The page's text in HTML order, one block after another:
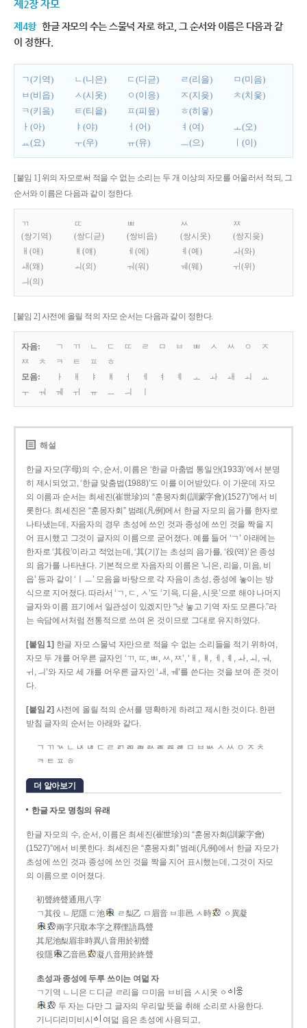
제2장 자모
제4항 한글 자모의 수는 스물넉 자로 하고, 그 순서와 이름은 다음과 같
이 정한다.
ㄱ(기역) ㄴ(니은) ㄷ(디귿) ㄹ(리을)
ㅁ(미음)
ㅂ(비읍)
ㅅ(시옷) ㅇ(이응) ㅈ(지읒)
ㅊ(치읓)
ㅋ(키읔)
ㅌ(티읕) ㅍ(피읖)
ㅎ(히읗)
ㅏ(아)
ㅑ(야) ㅓ(어) ㅕ(여)
ㅗ(오)
ㅛ(요)
ㅜ(우) ㅠ(유) ㅡ(으) ㅣ(이)
[붙임 1] 위의 자모로써 적을 수 없는 소리는 두 개 이상의 자모를 어울러서 적되, 그
순서와 이름은 다음과 같이 정한다.
ㄲ
(쌍기역)
ㄸ
(쌍디귿)
ㅃ
(쌍비읍)
ㅆ
(쌍시옷)
ㅉ
(쌍지읒)
ㅐ(애)
ㅒ(얘) ㅔ(에) ㅖ(예)
ㅘ(와)
ㅙ(왜)
ㅚ(외) ㅝ(워) ㅞ(웨)
ㅟ(위)
ㅢ(의)
[붙임 2] 사전에 올릴 적의 자모 순서는 다음과 같이 정한다.
자음: ㄱ ㄲ ㄴ ㄷ ㄸ ㄹ ㅁ ㅂ ㅃ ㅅ ㅆ ㅇ
ㅈ
ㅉ
ㅊ ㅋ ㅌ ㅍ
ㅎ
모음:
ㅏ ㅐ ㅑ ㅒ ㅓ ㅔ ㅕ ㅖ ㅗ ㅘ ㅙ ㅚ
ㅛ
ㅜ
ㅝ ㅞ ㅟ ㅠ ㅡ ㅢ
해설
한글 자모(字母)의 수, 순서, 이름은 ‘한글 마춤법 통일안(1933)’에서 분명
히 제시되었고, ‘한글 맞춤법(1988)’도 이를 이어받았다. 이 가운데 자모
의 이름과 순서는 최세진(崔世珍)의 “훈몽자회(訓蒙字會)(1527)”에서 비
롯한다. 최세진은 “훈몽자회” 범례(凡例)에서 한글 자모의 음가를 한자로
나타냈는데, 자음자의 경우 초성에 쓰인 것과 종성에 쓰인 것을 짝을 지
어 표시했고 그것이 글자의 이름으로 굳어졌다. 예를 들어 ‘ㄱ’ 아래에는
한자로 ‘其役’이라고 적었는데, ‘其(기)’는 초성의 음가를, ‘役(역)’은 종성
의 음가를 나타낸다. 기본적으로 자음자의 이름은 ‘니은, 리을, 미음, 비
읍’ 등과 같이 ‘ㅣㅡ’ 모음을 바탕으로 각 자음이 초성, 종성에 놓이는 방
식으로 지어졌다. 따라서 ‘ㄱ, ㄷ, ㅅ’도 ‘기윽, 디읃, 시읏’으로 해야 나머지
글자와 이름 표기에서 일관성이 있겠지만 “낫 놓고 기역 자도 모른다.”라
는 속담에서처럼 전통적으로 쓰여 온 것이므로 그대로 유지하였다.
[붙임 1] 한글 자모 스물넉 자만으로 적을 수 없는 소리들을 적기 위하여,
자모 두 개를 어우른 글자인 ‘ㄲ, ㄸ, ㅃ, ㅆ, ㅉ’, ‘ㅐ, ㅒ, ㅔ, ㅖ, ㅘ, ㅚ, ㅝ,
ㅟ, ㅢ’와 자모 세 개를 어우른 글자인 ‘ㅙ, ㅞ’를 쓴다는 것을 보여 준 것이
다.
[붙임 2] 사전에 올릴 적의 순서를 명확하게 하려고 제시한 것이다. 한편
받침 글자의 순서는 아래와 같다.
ㄱ ㄲ ㄳ ㄴ ㄵ ㄶ ㄷ ㄹ ㄺ ㄻ ㄼ ㄽ ㄾ ㄿ ㅀ ㅁ ㅂ ㅄ ㅅ ㅆ ㅇ ㅈ ㅊ
ㅋ ㅌ ㅍ ㅎ
더 알아보기
한글 자모 명칭의 유래
한글 자모의 수, 순서, 이름은 최세진(崔世珍)의 “훈몽자회(訓蒙字會)
(1527)”에서 비롯한다. 최세진은 “훈몽자회” 범례(凡例)에서 한글 자모가
초성에 쓰인 것과 종성에 쓰인 것을 짝을 지어 표시했는데, 그것이 자모
의 이름으로 이어졌다.
初聲終聲通用八字
ㄱ其役 ㄴ尼隱 ㄷ池
ㄹ梨乙 ㅁ眉音 ㅂ非邑 ㅅ時
ㆁ異凝
兩字只取本字之釋俚語爲聲
其尼池梨眉非時異八音用於初聲
役隱
乙音邑 凝八音用於終聲
초성과 종성에 두루 쓰이는 여덟 자
ㄱ기역 ㄴ니은 ㄷ디귿 ㄹ리을 ㅁ미음 ㅂ비읍 ㅅ시옷 ㆁ
두 자는 다만 그 글자의 우리말 뜻을 취해 소리로 사용한다.
기니디리미비시
여덟 음은 초성에 사용되고,